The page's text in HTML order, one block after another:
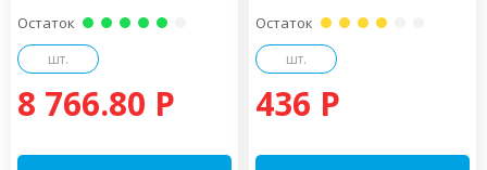
Остаток
шт.
8 766.80 P
Остаток
шт.
436 P